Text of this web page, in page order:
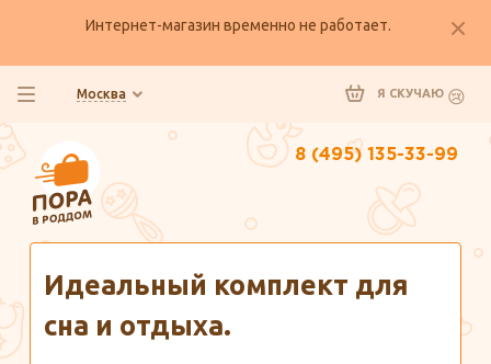
Интернет-магазин временно не работает.
Москва Я СКУЧАЮ
8 (495) 135-33-99
Идеальный комплект для
сна и отдыха.